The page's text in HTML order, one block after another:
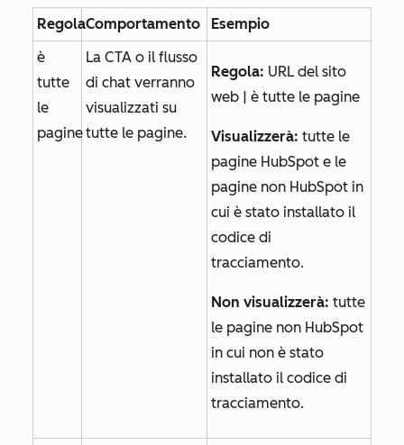
RegolaComportamento
Esempio
è
tutte
le
pagine
La CTA o il flusso
di chat verranno
visualizzati su
tutte le pagine.
Regola: URL del sito
web | è tutte le pagine
Visualizzerà: tutte le
pagine HubSpot e le
pagine non HubSpot in
cui è stato installato il
codice di
tracciamento.
Non visualizzerà: tutte
le pagine non HubSpot
in cui non è stato
installato il codice di
tracciamento.